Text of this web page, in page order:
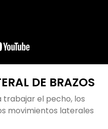
DE BRAZOS
el pecho, los
movimientos laterales